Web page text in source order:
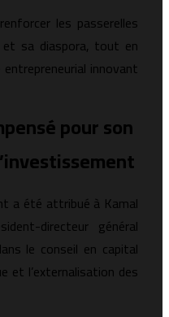
les passerelles
sa diaspora, tout en
innovant
pour son
a été attribué à Kamal
directeur général
le conseil en capital
et l’externalisation des